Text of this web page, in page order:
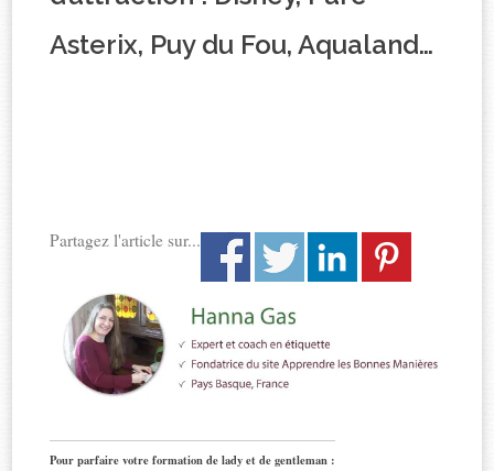
Asterix, Puy du Fou, Aqualand…
Partagez l'article sur...
Pour parfaire votre formation de lady et de gentleman :